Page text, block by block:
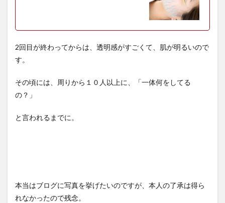
2回目が終わってからは、透明感がすごくて、肌が明るいので
す。
その頃には、周りから１０人以上に、「一体何をしてる
の？」
と言われるまでに。
本当はブログに写真を挙げたいのですが、本人の了承は得ら
れなかったので残念。